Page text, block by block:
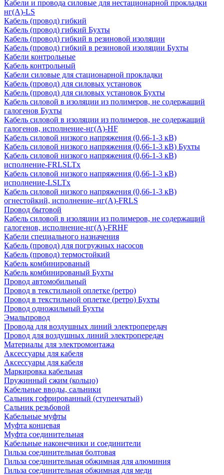
Кабели и провода силовые для нестационарной прокладки
нг(А)-LS
Кабель (провод) гибкий
Кабель (провод) гибкий Бухты
Кабель (провод) гибкий в резиновой изоляции
Кабель (провод) гибкий в резиновой изоляции Бухты
Кабели контрольные
Кабель контрольный
Кабели силовые для стационарной прокладки
Кабель (провод) для силовых установок
Кабель (провод) для силовых установок Бухты
Кабель силовой в изоляции из полимеров, не содержащий
галогенов Бухты
Кабель силовой в изоляции из полимеров, не содержащий
галогенов, исполнение-нг(А)-HF
Кабель силовой низкого напряжения (0,66-1-3 кВ)
Кабель силовой низкого напряжения (0,66-1-3 кВ) Бухты
Кабель силовой низкого напряжения (0,66-1-3 кВ)
исполнение-FRLSLTx
Кабель силовой низкого напряжения (0,66-1-3 кВ)
исполнение-LSLTx
Кабель силовой низкого напряжения (0,66-1-3 кВ)
огнестойкий, исполнение–нг(А)-FRLS
Провод бытовой
Кабель силовой в изоляции из полимеров, не содержащий
галогенов, исполнение-нг(А)-FRHF
Кабели специального назначения
Кабель (провод) для погружных насосов
Кабель (провод) термостойкий
Кабель комбинированый
Кабель комбинированый Бухты
Провод автомобильный
Провод в текстильной оплетке (ретро)
Провод в текстильной оплетке (ретро) Бухты
Провод одножильный Бухты
Эмальпровод
Провода для воздушных линий электропередач
Провод для воздушных линий электропередач
Материалы для электромонтажа
Аксессуары для кабеля
Аксессуары для кабеля
Маркировка кабельная
Пружинный сжим (кольцо)
Кабельные вводы, сальники
Сальник гофрированный (ступенчатый)
Сальник резьбовой
Кабельные муфты
Муфта концевая
Муфта соединительная
Кабельные наконечники и соединители
Гильза соединительная болтовая
Гильза соединительная обжимная для алюминия
Гильза соединительная обжимная для меди